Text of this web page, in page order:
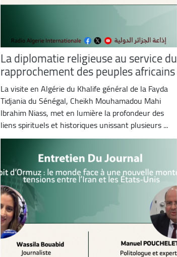
La diplomatie religieuse au service du
rapprochement des peuples africains
La visite en Algérie du Khalife général de la Fayda
Tidjania du Sénégal, Cheikh Mouhamadou Mahi
Ibrahim Niass, met en lumière la profondeur des
liens spirituels et historiques unissant plusieurs ...